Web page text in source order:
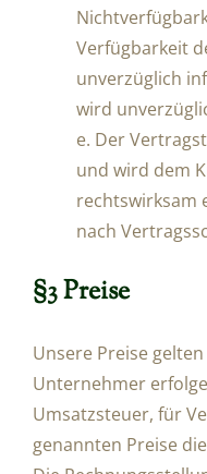
Verfügbarkeit
unverzüglich
wird
e. Der
und wird dem
rechtswirksam
nach
§3 Preise
Unsere Preise
Unternehmer
Umsatzsteuer, für
genannten Preise